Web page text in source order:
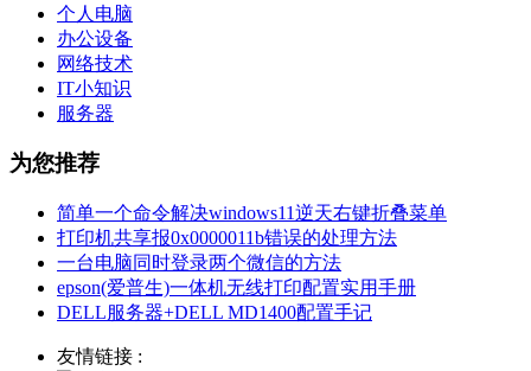
个人电脑
办公设备
网络技术
IT小知识
服务器
为您推荐
简单一个命令解决windows11逆天右键折叠菜单
打印机共享报0x0000011b错误的处理方法
一台电脑同时登录两个微信的方法
epson(爱普生)一体机无线打印配置实用手册
DELL服务器+DELL MD1400配置手记
友情链接 :